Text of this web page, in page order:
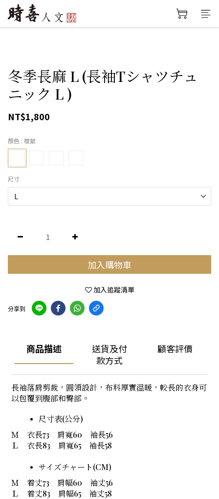
冬季長麻 L (長袖Tシャツチュ
ニック L )
NT$1,800
顏色 : 櫻鼠
尺寸
加入購物車
加入追蹤清單
分享到
商品描述
送貨及付
款方式
顧客評價
長袖落肩剪裁，圓領設計，布料厚實溫暖，較長的衣身可
以包覆到腹部和臀部。
尺寸表(公分)
Ｍ 衣長73 肩寬60 袖長56
Ｌ 衣長83 肩寬65 袖長58
サイズチャート(CM)
Ｍ 着丈73 肩幅60 袖丈56
Ｌ 着丈83 肩幅65 袖丈58